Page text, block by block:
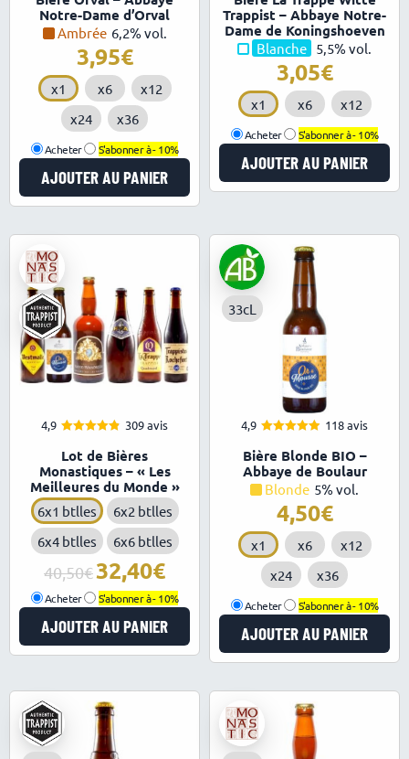
Notre-Dame d’Orval
Ambrée 6,2% vol.
3,95
x1 x6
x12
x24
x36
Acheter S'abonner à -10%
AJOUTER AU PANIER
Trappist – Abbaye Notre-
Dame de Koningshoeven
Blanche 5,5% vol.
3,05
x1 x6 x12
Acheter S'abonner à -10%
AJOUTER AU PANIER
4,9
sur 5
309 avis
Lot de Bières
Monastiques – « Les
Meilleures du Monde »
6x1 btlles
6x2 btlles
6x4 btlles
6x6 btlles
40,50
Le
prix
initial
était :
40,50€.
32,40
prix
actuel
est :
32,40€.
Acheter S'abonner à -10%
AJOUTER AU PANIER
33cL
4,9
sur 5
118 avis
Bière Blonde BIO –
Abbaye de Boulaur
Blonde 5% vol.
4,50
x1 x6
x12
x24
x36
Acheter S'abonner à -10%
AJOUTER AU PANIER